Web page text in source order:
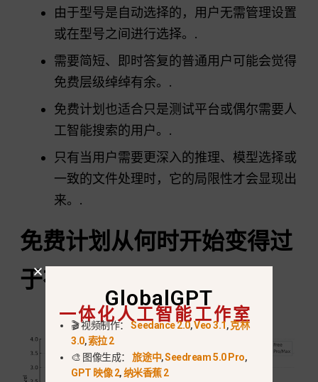
由于型号是自动选择的，用户无需管理设置
或在型号之间进行选择。.
需要简短、即时答复的普通用户可能会觉得
免费层级绰绰有余。.
免费计划也适合只是测试平台或偶尔需要人
工智能搜索的用户。.
只有当用户需要更深入的推理、模型选择或
一致的文件处理时，它的局限性才会显现出
来。.
免费计划从何时开始变得过
于有限？
GlobalGPT
一体化人工智能工作室
🎬 视频制作：Seedance 2.0,Veo 3.1,克林
3.0,索拉 2
🎨 图像生成：旅途中,Seedream 5.0 Pro,
GPT 映像 2,纳米香蕉 2